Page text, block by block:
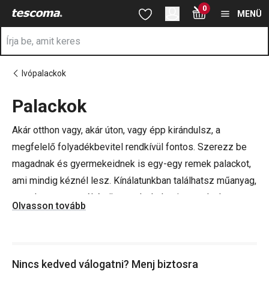
Ugrás a fő tartalomhoz
Ugrás a kereséshez
Ugrás a navigációhoz 0
MENÜ
Ivópalackok
Palackok
Akár otthon vagy, akár úton, vagy épp kirándulsz, a
megfelelő folyadékbevitel rendkívül fontos. Szerezz be
magadnak és gyermekeidnek is egy-egy remek palackot,
ami mindig kéznél lesz. Kínálatunkban találhatsz műanyag,
rozsdamentes acél és üvegpalackokat is, amelyek
egyaránt nagyszerűek iskolába, kirándulásra vagy
terveztük őket.
Olvasson tovább
Nincs kedved válogatni? Menj biztosra